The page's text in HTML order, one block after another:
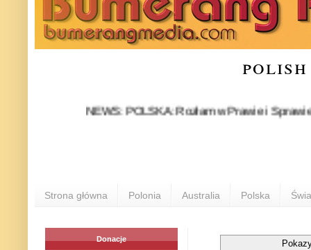
NEWS: POLSKA: Rozłam w Prawie i
Strona główna Polonia Australia Polska
Donacje